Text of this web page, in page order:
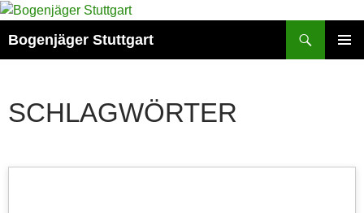
Zum
springen
Bogenjäger Stuttgart
SCHLAGWÖRTER